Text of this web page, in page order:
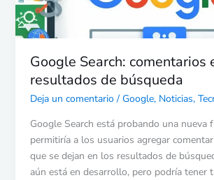
Google Search: comentarios
resultados de búsqueda
Deja un comentario / Google, Noticias,
Google Search está probando una nueva
permitiría a los usuarios agregar
que se dejan en los resultados de
aún está en desarrollo, pero podría tener